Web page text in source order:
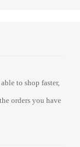
to shop faster,
orders you have